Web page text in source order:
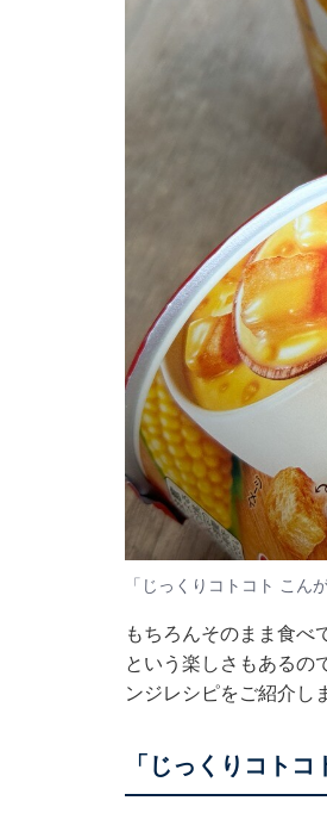
「じっくりコトコト こん
もちろんそのまま食べ
という楽しさもあるの
ンジレシピをご紹介し
「じっくりコト